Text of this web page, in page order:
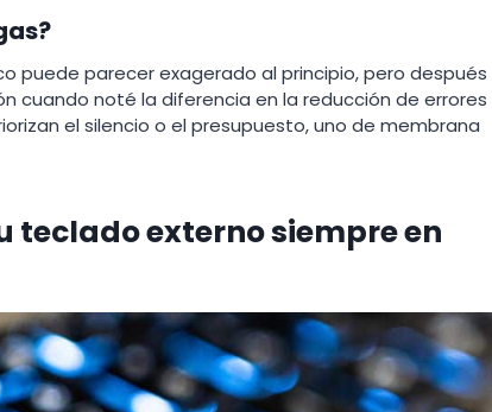
puede parecer exagerado al principio, pero después
cuando noté la diferencia en la reducción de errores
el silencio o el presupuesto, uno de membrana
teclado externo siempre en